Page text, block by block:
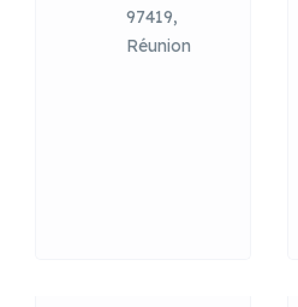
97419,
Réunion